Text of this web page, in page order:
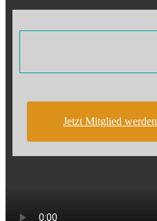
Jetzt Mitglied werden